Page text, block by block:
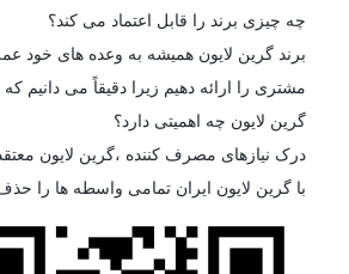
چه چیزی برند را قابل اعتماد می کند؟
برند گرین لایون همیشه به وعده های خود
مشتری را ارائه دهیم زیرا دقیقاً می دانیم
گرین لایون چه اهمیتی دارد؟
درک نیازهای مصرف کننده ،گرین لایون
با گرین لایون ایران تمامی واسطه ها را